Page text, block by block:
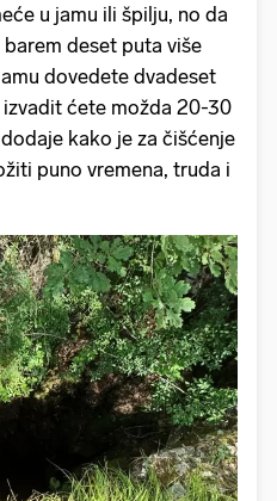
u jamu ili špilju, no da
deset puta više
dovedete dvadeset
ćete možda 20-30
kako je za čišćenje
puno vremena, truda i